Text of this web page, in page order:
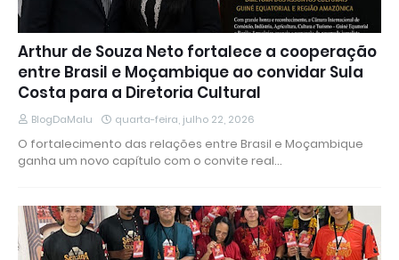
Arthur de Souza Neto fortalece a cooperação
entre Brasil e Moçambique ao convidar Sula
Costa para a Diretoria Cultural
BlogDaMalu quarta-feira, julho 22, 2026
O fortalecimento das relações entre Brasil e Moçambique
ganha um novo capítulo com o convite real…